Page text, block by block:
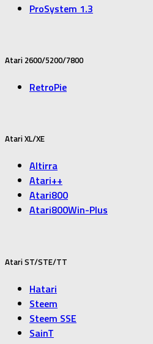
ProSystem 1.3
Atari 2600/5200/7800
RetroPie
Atari XL/XE
Altirra
Atari++
Atari800
Atari800Win-Plus
Atari ST/STE/TT
Hatari
Steem
Steem SSE
SainT